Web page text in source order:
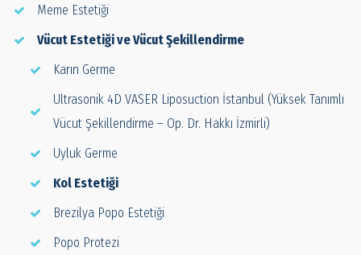
Meme Estetiği
Vücut Estetiği ve Vücut Şekillendirme
Karın Germe
Ultrasonik 4D VASER Liposuction İstanbul (Yüksek Tanımlı
Vücut Şekillendirme – Op. Dr. Hakkı İzmirli)
Uyluk Germe
Kol Estetiği
Brezilya Popo Estetiği
Popo Protezi